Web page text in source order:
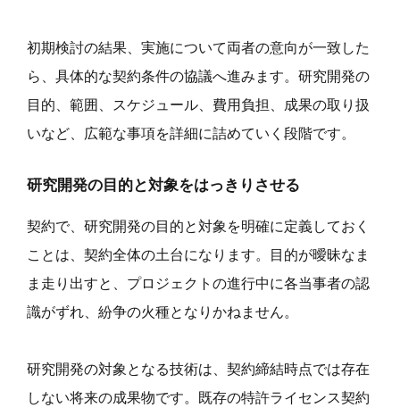
初期検討の結果、実施について両者の意向が一致した
ら、具体的な契約条件の協議へ進みます。研究開発の
目的、範囲、スケジュール、費用負担、成果の取り扱
いなど、広範な事項を詳細に詰めていく段階です。
研究開発の目的と対象をはっきりさせる
契約で、研究開発の目的と対象を明確に定義しておく
ことは、契約全体の土台になります。目的が曖昧なま
ま走り出すと、プロジェクトの進行中に各当事者の認
識がずれ、紛争の火種となりかねません。
研究開発の対象となる技術は、契約締結時点では存在
しない将来の成果物です。既存の特許ライセンス契約